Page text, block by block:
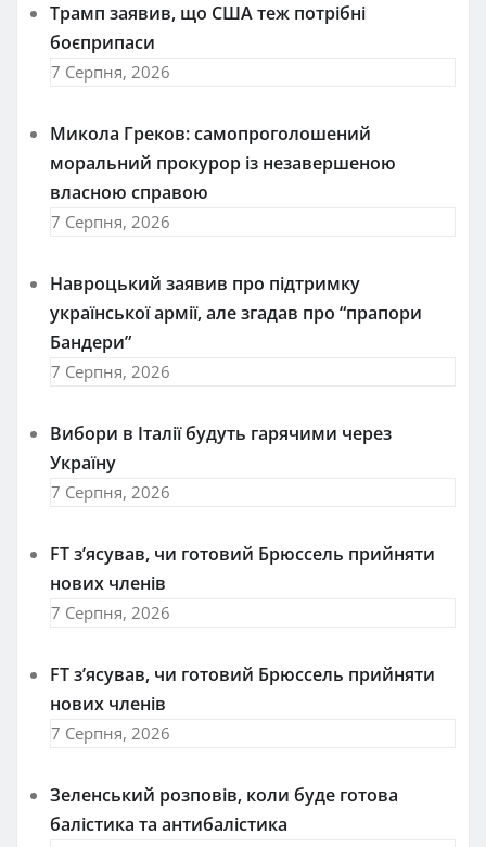
Трамп заявив, що США теж потрібні
боєприпаси
7 Серпня, 2026
Микола Греков: самопроголошений
моральний прокурор із незавершеною
власною справою
7 Серпня, 2026
Навроцький заявив про підтримку
української армії, але згадав про “прапори
Бандери”
7 Серпня, 2026
Вибори в Італії будуть гарячими через
Україну
7 Серпня, 2026
FT зʼясував, чи готовий Брюссель прийняти
нових членів
7 Серпня, 2026
FT зʼясував, чи готовий Брюссель прийняти
нових членів
7 Серпня, 2026
Зеленський розповів, коли буде готова
балістика та антибалістика